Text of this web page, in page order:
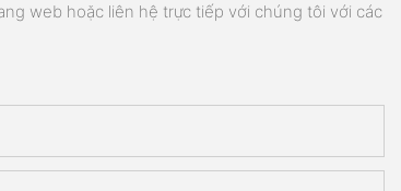
web hoặc liên hệ trực tiếp với chúng tôi với các